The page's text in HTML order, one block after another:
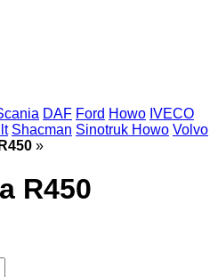
DAF Ford Howo IVECO
Shacman Sinotruk Howo Volvo
»
R450